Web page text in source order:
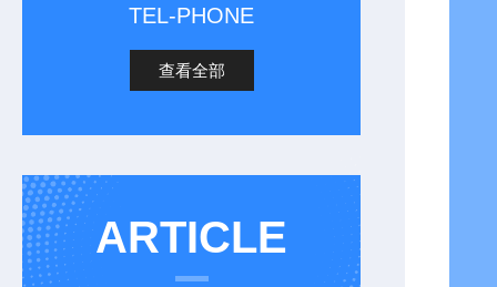
TEL-PHONE
查看全部
ARTICLE